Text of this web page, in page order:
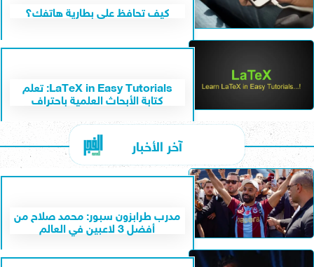
كيف تحافظ على بطارية هاتفك؟
LaTeX in Easy Tutorials: تعلم
كتابة الأبحاث العلمية باحتراف
آخر الأخبار
مدرب طرابزون سبور: محمد صلاح من
أفضل 3 لاعبين في العالم